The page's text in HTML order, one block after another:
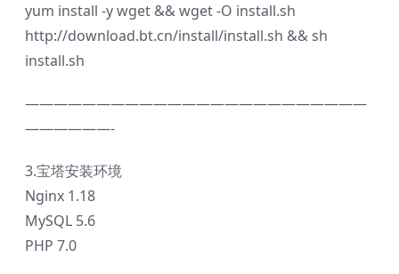
yum install -y wget && wget -O install.sh
http://download.bt.cn/install/install.sh && sh
install.sh
————————————————————————
——————-
3.宝塔安装环境
Nginx 1.18
MySQL 5.6
PHP 7.0